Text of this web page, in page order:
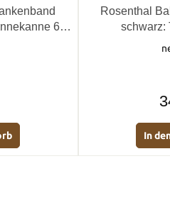
von 0 von 5 Sternen
6
Rosenthal
schwarz:
In